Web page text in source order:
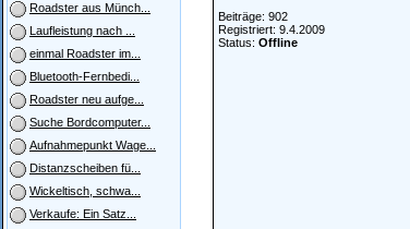
Roadster aus Münch...
Laufleistung nach ...
einmal Roadster im...
Bluetooth-Fernbedi...
Roadster neu aufge...
Suche Bordcomputer...
Aufnahmepunkt Wage...
Distanzscheiben fü...
Wickeltisch, schwa...
Verkaufe: Ein Satz...
Beiträge: 902
Registriert: 9.4.2009
Status: Offline